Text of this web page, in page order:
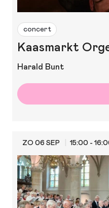
concert
Kaasmarkt
Harald Bunt
ZO 06 SEP 15:00 -